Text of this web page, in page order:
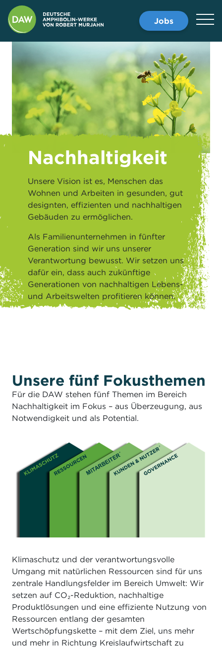
Jobs
Nachhaltigkeit
Unsere Vision ist es, Menschen das
Wohnen und Arbeiten in gesunden, gut
designten, effizienten und nachhaltigen
Gebäuden zu ermöglichen.
Als Familienunternehmen in fünfter
Generation sind wir uns unserer
Verantwortung bewusst. Wir setzen uns
dafür ein, dass auch zukünftige
Generationen von nachhaltigen Lebens-
und Arbeitswelten profitieren können.
Unsere fünf Fokusthemen
Für die DAW stehen fünf Themen im Bereich
Nachhaltigkeit im Fokus – aus Überzeugung, aus
Notwendigkeit und als Potential.
Klimaschutz und der verantwortungsvolle
Umgang mit natürlichen Ressourcen sind für uns
zentrale Handlungsfelder im Bereich Umwelt: Wir
setzen auf CO₂-Reduktion, nachhaltige
Produktlösungen und eine effiziente Nutzung von
Ressourcen entlang der gesamten
Wertschöpfungskette – mit dem Ziel, uns mehr
und mehr in Richtung Kreislaufwirtschaft zu